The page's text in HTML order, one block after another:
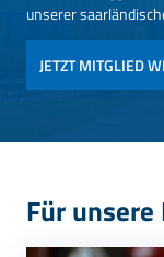
unserer
JETZT MITGLIED
Für